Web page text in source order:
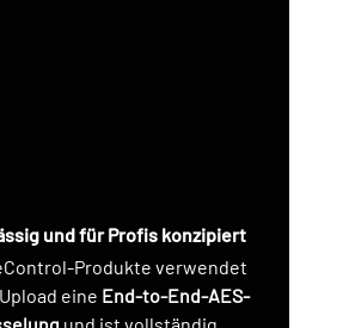
und für Profis konzipiert
Produkte verwendet
eine End-to-End-AES-